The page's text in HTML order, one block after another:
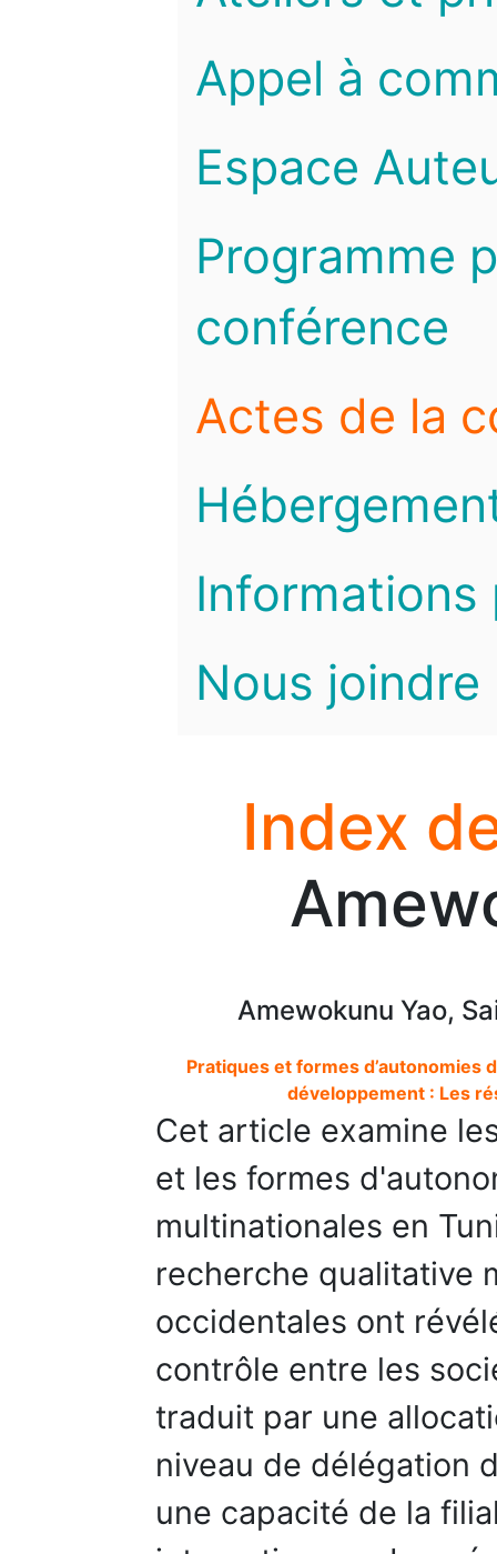
Appel à
Espace
Programme
conférence
Actes de la
Informations
Nous joindre
Index
Amewokunu Yao,
Pratiques et formes d’autonomies
développement : Les
Cet article examine
et les formes
multinationales en
recherche qualitative
occidentales ont
contrôle entre les
traduit par une
niveau de délégation
une capacité de la